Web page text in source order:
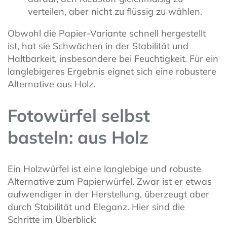
verteilen, aber nicht zu flüssig zu wählen.
Obwohl die Papier-Variante schnell hergestellt
ist, hat sie Schwächen in der Stabilität und
Haltbarkeit, insbesondere bei Feuchtigkeit. Für ein
langlebigeres Ergebnis eignet sich eine robustere
Alternative aus Holz.
Fotowürfel selbst
basteln: aus Holz
Ein Holzwürfel ist eine langlebige und robuste
Alternative zum Papierwürfel. Zwar ist er etwas
aufwendiger in der Herstellung, überzeugt aber
durch Stabilität und Eleganz. Hier sind die
Schritte im Überblick: